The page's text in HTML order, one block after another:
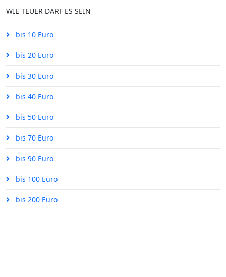
WIE TEUER DARF ES SEIN
bis 10 Euro
bis 20 Euro
bis 30 Euro
bis 40 Euro
bis 50 Euro
bis 70 Euro
bis 90 Euro
bis 100 Euro
bis 200 Euro